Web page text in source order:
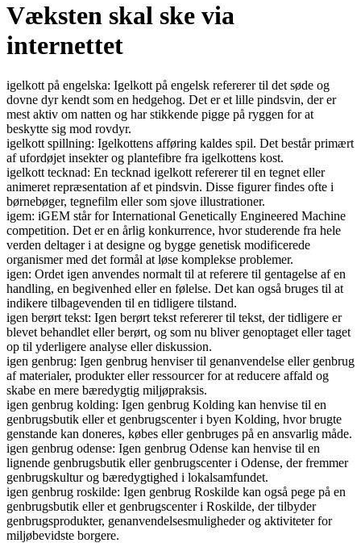
Væksten skal ske via
internettet
igelkott på engelska: Igelkott på engelsk refererer til det søde og
dovne dyr kendt som en hedgehog. Det er et lille pindsvin, der er
mest aktiv om natten og har stikkende pigge på ryggen for at
beskytte sig mod rovdyr.
igelkott spillning: Igelkottens afføring kaldes spil. Det består primært
af ufordøjet insekter og plantefibre fra igelkottens kost.
igelkott tecknad: En tecknad igelkott refererer til en tegnet eller
animeret repræsentation af et pindsvin. Disse figurer findes ofte i
børnebøger, tegnefilm eller som sjove illustrationer.
igem: iGEM står for International Genetically Engineered Machine
competition. Det er en årlig konkurrence, hvor studerende fra hele
verden deltager i at designe og bygge genetisk modificerede
organismer med det formål at løse komplekse problemer.
igen: Ordet igen anvendes normalt til at referere til gentagelse af en
handling, en begivenhed eller en følelse. Det kan også bruges til at
indikere tilbagevenden til en tidligere tilstand.
igen berørt tekst: Igen berørt tekst refererer til tekst, der tidligere er
blevet behandlet eller berørt, og som nu bliver genoptaget eller taget
op til yderligere analyse eller diskussion.
igen genbrug: Igen genbrug henviser til genanvendelse eller genbrug
af materialer, produkter eller ressourcer for at reducere affald og
skabe en mere bæredygtig miljøpraksis.
igen genbrug kolding: Igen genbrug Kolding kan henvise til en
genbrugsbutik eller et genbrugscenter i byen Kolding, hvor brugte
genstande kan doneres, købes eller genbruges på en ansvarlig måde.
igen genbrug odense: Igen genbrug Odense kan henvise til en
lignende genbrugsbutik eller genbrugscenter i Odense, der fremmer
genbrugskultur og bæredygtighed i lokalsamfundet.
igen genbrug roskilde: Igen genbrug Roskilde kan også pege på en
genbrugsbutik eller et genbrugscenter i Roskilde, der tilbyder
genbrugsprodukter, genanvendelsesmuligheder og aktiviteter for
miljøbevidste borgere.